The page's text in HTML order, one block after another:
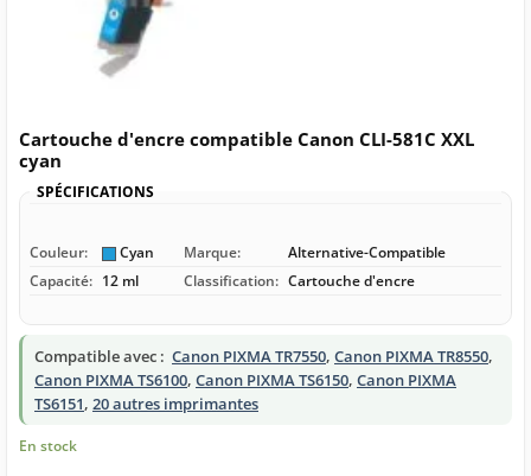
Cartouche d'encre compatible Canon CLI-581C XXL
cyan
SPÉCIFICATIONS
Couleur: Cyan Marque:
Alternative-Compatible
Capacité: 12 ml Classification: Cartouche d'encre
Compatible avec : Canon PIXMA TR7550, Canon PIXMA TR8550,
Canon PIXMA TS6100, Canon PIXMA TS6150, Canon PIXMA
TS6151, 20 autres imprimantes
En stock